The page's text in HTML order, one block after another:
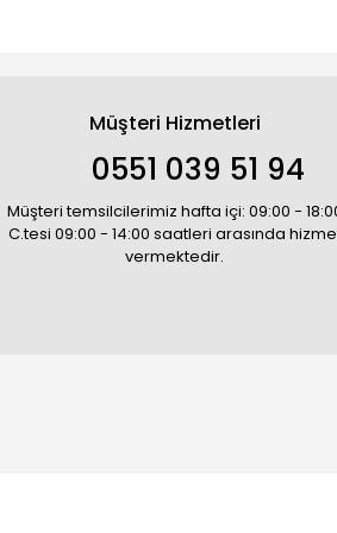
Müşteri Hizmetleri
0551 039 51 94
Müşteri temsilcilerimiz hafta içi: 09:00 -
C.tesi 09:00 - 14:00 saatleri arasında
vermektedir.